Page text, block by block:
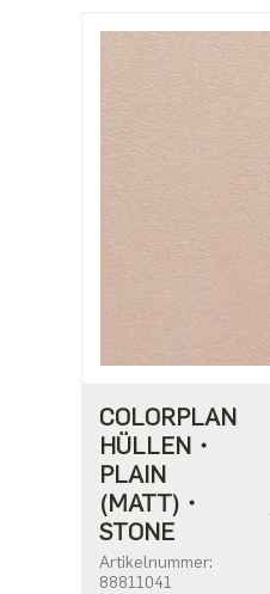
COLORPLAN
HÜLLEN・
PLAIN
(MATT)・
STONE
Artikelnummer:
88811041